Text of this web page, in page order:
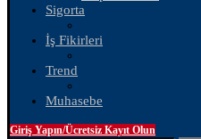
Sigorta
İş Fikirleri
Trend
Muhasebe
Giriş Yapın/Ücretsiz Kayıt Olun